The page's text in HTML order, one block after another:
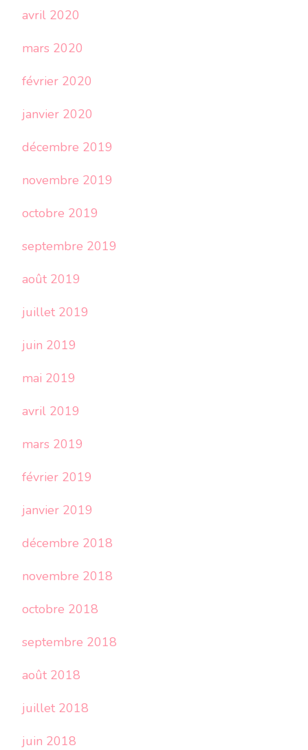
avril 2020
mars 2020
février 2020
janvier 2020
décembre 2019
novembre 2019
octobre 2019
septembre 2019
août 2019
juillet 2019
juin 2019
mai 2019
avril 2019
mars 2019
février 2019
janvier 2019
décembre 2018
novembre 2018
octobre 2018
septembre 2018
août 2018
juillet 2018
juin 2018